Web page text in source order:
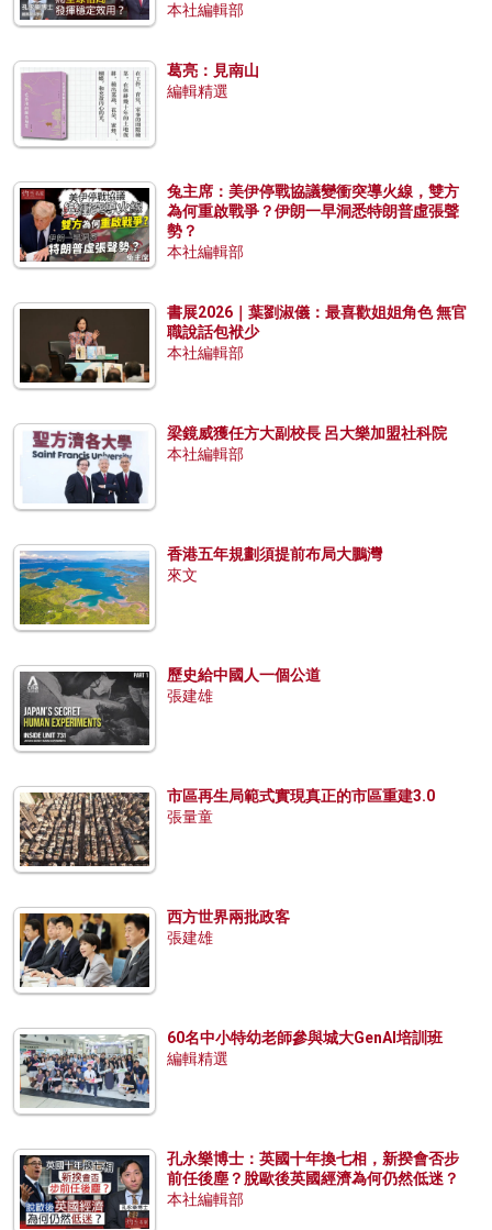
本社編輯部
葛亮：見南山
編輯精選
兔主席：美伊停戰協議變衝突導火線，雙方
為何重啟戰爭？伊朗一早洞悉特朗普虛張聲
勢？
本社編輯部
書展2026｜葉劉淑儀：最喜歡姐姐角色 無官
職說話包袱少
本社編輯部
梁鏡威獲任方大副校長 呂大樂加盟社科院
本社編輯部
香港五年規劃須提前布局大鵬灣
來文
歷史給中國人一個公道
張建雄
市區再生局範式實現真正的市區重建3.0
張量童
西方世界兩批政客
張建雄
60名中小特幼老師參與城大GenAI培訓班
編輯精選
孔永樂博士：英國十年換七相，新揆會否步
前任後塵？脫歐後英國經濟為何仍然低迷？
本社編輯部